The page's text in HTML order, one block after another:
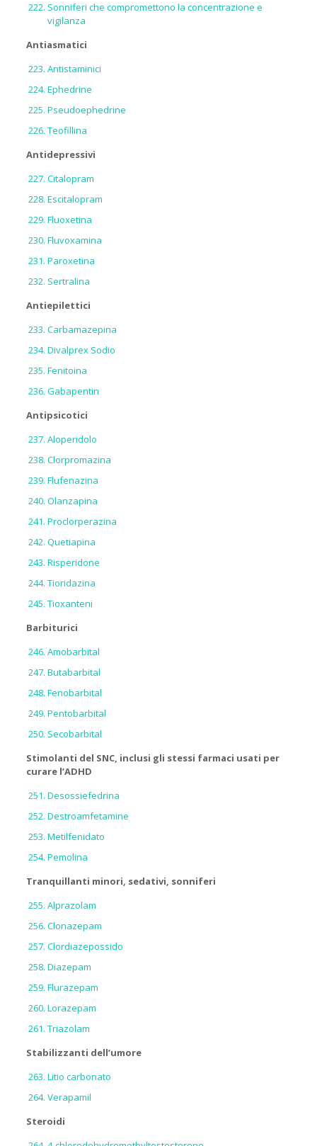
Sonniferi che compromettono la concentrazione e
vigilanza
Antiasmatici
Antistaminici
Ephedrine
Pseudoephedrine
Teofillina
Antidepressivi
Citalopram
Escitalopram
Fluoxetina
Fluvoxamina
Paroxetina
Sertralina
Antiepilettici
Carbamazepina
Divalprex Sodio
Fenitoina
Gabapentin
Antipsicotici
Aloperidolo
Clorpromazina
Flufenazina
Olanzapina
Proclorperazina
Quetiapina
Risperidone
Tioridazina
Tioxanteni
Barbiturici
Amobarbital
Butabarbital
Fenobarbital
Pentobarbital
Secobarbital
Stimolanti del SNC, inclusi gli stessi farmaci usati per
curare l’ADHD
Desossiefedrina
Destroamfetamine
Metilfenidato
Pemolina
Tranquillanti minori, sedativi, sonniferi
Alprazolam
Clonazepam
Clordiazepossido
Diazepam
Flurazepam
Lorazepam
Triazolam
Stabilizzanti dell’umore
Litio carbonato
Verapamil
Steroidi